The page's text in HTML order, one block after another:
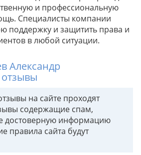
и профессиональную
Специалисты компании
поддержку и защитить права и
в любой ситуации.
Александр
на сайте проходят
содержащие спам,
достоверную информацию
правила сайта будут